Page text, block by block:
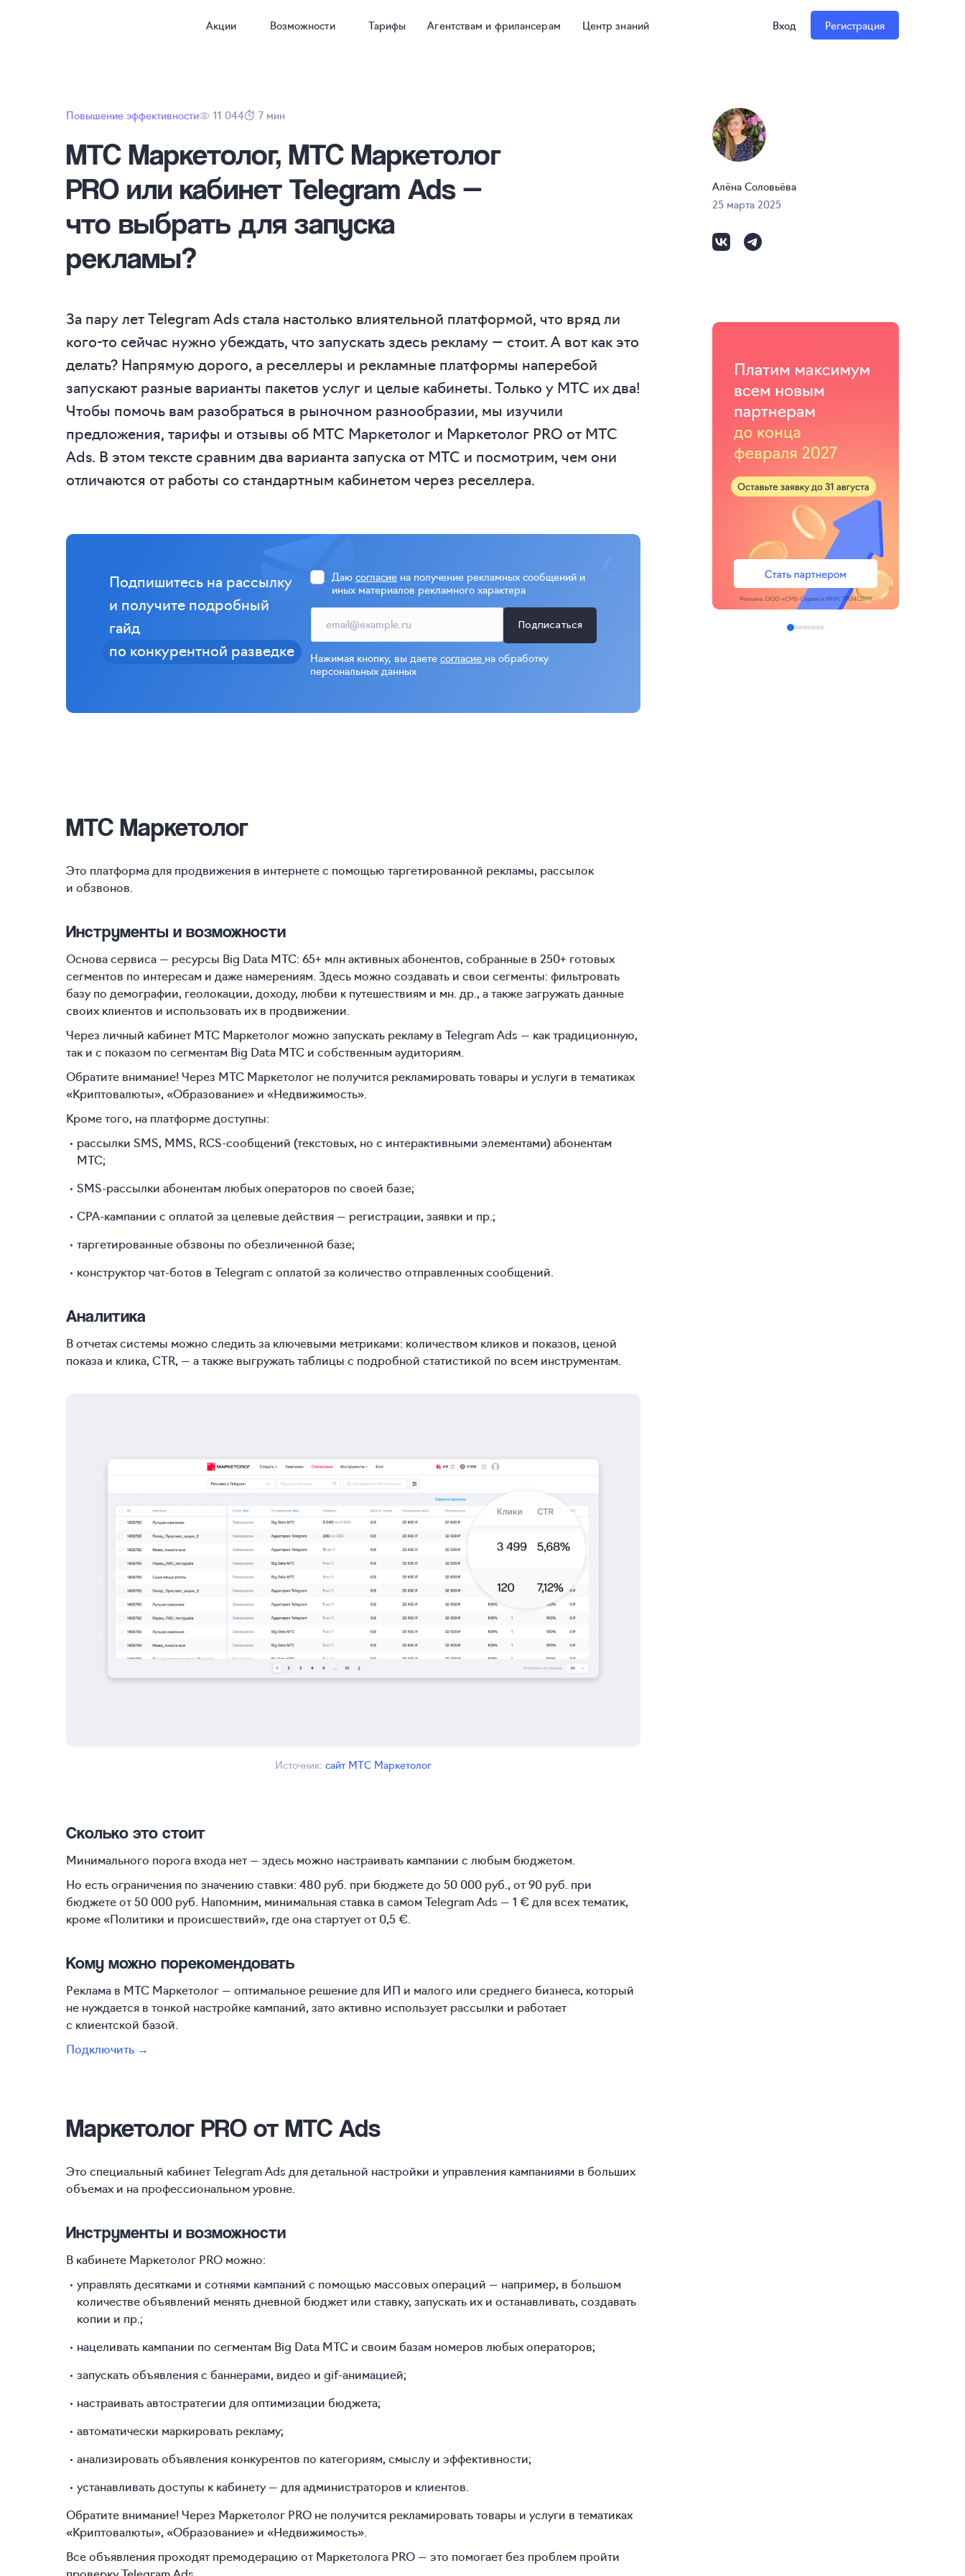
Акции Возможности Тарифы Агентствам и фрилансерам Центр знаний Вход Регистрация
Повышение эффективности 11 044 7 мин
МТС Маркетолог, МТС Маркетолог
PRO или кабинет Telegram Ads —
что выбрать для запуска
рекламы?
За пару лет Telegram Ads стала настолько влиятельной платформой, что вряд ли
кого-то сейчас нужно убеждать, что запускать здесь рекламу — стоит. А вот как это
делать? Напрямую дорого, а реселлеры и рекламные платформы наперебой
запускают разные варианты пакетов услуг и целые кабинеты. Только у МТС их два!
Чтобы помочь вам разобраться в рыночном разнообразии, мы изучили
предложения, тарифы и отзывы об МТС Маркетолог и Маркетолог PRO от МТС
Ads. В этом тексте сравним два варианта запуска от МТС и посмотрим, чем они
отличаются от работы со стандартным кабинетом через реселлера.
Подпишитесь на рассылку
и получите подробный
гайд
по конкурентной разведке
Даю согласие на получение рекламных сообщений и
иных материалов рекламного характера
Подписаться
Нажимая кнопку, вы даете согласие на обработку
персональных данных
МТС Маркетолог
Это платформа для продвижения в интернете с помощью таргетированной рекламы, рассылок
и обзвонов.
Инструменты и возможности
Основа сервиса — ресурсы Big Data МТС: 65+ млн активных абонентов, собранные в 250+ готовых
сегментов по интересам и даже намерениям. Здесь можно создавать и свои сегменты: фильтровать
базу по демографии, геолокации, доходу, любви к путешествиям и мн. др., а также загружать данные
своих клиентов и использовать их в продвижении.
Через личный кабинет МТС Маркетолог можно запускать рекламу в Telegram Ads — как традиционную,
так и с показом по сегментам Big Data МТС и собственным аудиториям.
Обратите внимание! Через МТС Маркетолог не получится рекламировать товары и услуги в тематиках
«Криптовалюты», «Образование» и «Недвижимость».
Кроме того, на платформе доступны:
рассылки SMS, MMS, RCS-сообщений (текстовых, но с интерактивными элементами) абонентам
МТС;
SMS-рассылки абонентам любых операторов по своей базе;
CPA-кампании с оплатой за целевые действия — регистрации, заявки и пр.;
таргетированные обзвоны по обезличенной базе;
конструктор чат-ботов в Telegram с оплатой за количество отправленных сообщений.
Аналитика
В отчетах системы можно следить за ключевыми метриками: количеством кликов и показов, ценой
показа и клика, CTR, — а также выгружать таблицы с подробной статистикой по всем инструментам.
Источник: сайт МТС Маркетолог
Сколько это стоит
Минимального порога входа нет — здесь можно настраивать кампании с любым бюджетом.
Но есть ограничения по значению ставки: 480 руб. при бюджете до 50 000 руб., от 90 руб. при
бюджете от 50 000 руб. Напомним, минимальная ставка в самом Telegram Ads — 1 € для всех тематик,
кроме «Политики и происшествий», где она стартует от 0,5 €.
Кому можно порекомендовать
Реклама в МТС Маркетолог — оптимальное решение для ИП и малого или среднего бизнеса, который
не нуждается в тонкой настройке кампаний, зато активно использует рассылки и работает
с клиентской базой.
Подключить →
Маркетолог PRO от МТС Ads
Это специальный кабинет Telegram Ads для детальной настройки и управления кампаниями в больших
объемах и на профессиональном уровне.
Инструменты и возможности
В кабинете Маркетолог PRO можно:
управлять десятками и сотнями кампаний с помощью массовых операций — например, в большом
количестве объявлений менять дневной бюджет или ставку, запускать их и останавливать, создавать
копии и пр.;
нацеливать кампании по сегментам Big Data МТС и своим базам номеров любых операторов;
запускать объявления с баннерами, видео и gif-анимацией;
настраивать автостратегии для оптимизации бюджета;
автоматически маркировать рекламу;
анализировать объявления конкурентов по категориям, смыслу и эффективности;
устанавливать доступы к кабинету — для администраторов и клиентов.
Обратите внимание! Через Маркетолог PRO не получится рекламировать товары и услуги в тематиках
«Криптовалюты», «Образование» и «Недвижимость».
Все объявления проходят премодерацию от Маркетолога PRO — это помогает без проблем пройти
Алёна Соловьёва
25 марта 2025